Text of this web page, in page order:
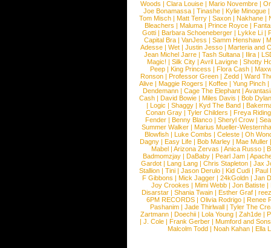
Woods |Clara Louise |Mario Novembre |
Joe Bonamassa | Tinashe | Kylie Minogue |
Tom Misch |Matt Terry |Saxon |Nakhane |
Bleachers | Maluma | Prince Royce |
Gotti |Barbara Schoeneberger |Lykke Li |
Capital Bra |VanJess |Samm Henshaw |
Adesse |Wet |Justin Jesso |Marteria and
Jean Michel Jarre |Tash Sultana | Ilira |
Magic! | Silk City | Avril Lavigne | Shotty
Peep |King Princess |Flora Cash |
Ronson |Professor Green |Zedd |Ward
Alive |Maggie Rogers |Koffee |Yung Pinch |
Dendemann |Cage The Elephant |
Cash | David Bowie | Miles Davis | Bob Dylan
|Logic |Shaggy |Kyd The Band |
Conan Gray |Tyler Childers |Freya
Fender |Benny Blanco |Sheryl Crow |
Summer Walker |Marius Mueller-
Blowfish | Luke Combs | Celeste | Oh
Dagny |Easy Life |Bob Marley |Mae Muller
Mabel |Arizona Zervas |Anica Russo |
Badmomzjay |DaBaby |Pearl Jam |
Gardot | Lang Lang | Chris Stapleton | Jax
Stallion |Tini |Jason Derulo |Kid Cudi |Paul
F Gibbons | Mick Jagger | 24kGoldn | Jan
Joy Crookes | Mimi Webb | Jon Batiste |
Disarstar | Shania Twain | Esther Graf |
6PM RECORDS | Olivia Rodrigo | Renee
Pashanim |Jade Thirlwall |Tyler The
Zartmann | Doechii | Lola Young | Zah1de |
| J. Cole | Frank Gerber | Mumford and Sons
Malcolm Todd | Noah Kahan | Ella